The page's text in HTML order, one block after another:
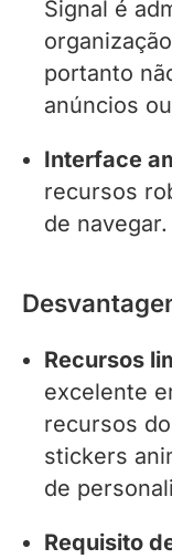
Signal é
portanto
anúncios
Interface
recursos
de navegar.
Recursos
excelente
recursos
stickers
de
Requisito